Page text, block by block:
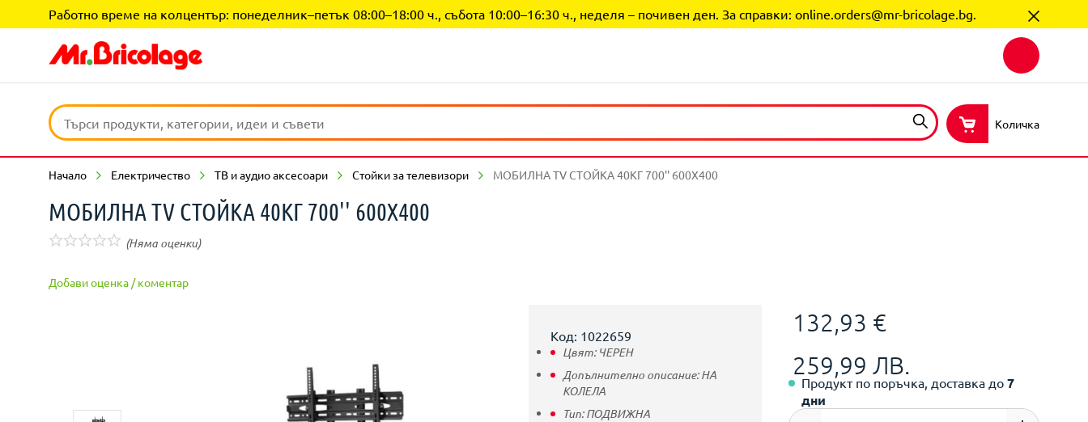
Работно време на колцентър: понеделник–петък 08:00–18:00 ч., събота 10:00–16:30 ч., неделя – почивен ден. За справки: online.orders@mr-bricolage.bg.
Количка
Начало Електричество ТВ и аудио аксесоари Стойки за телевизори МОБИЛНА TV СТОЙКА 40КГ 700'' 600Х400
МОБИЛНА TV СТОЙКА 40КГ 700'' 600Х400
(Няма оценки)
Добави оценка / коментар
132,93 €
259,99 ЛВ.
Продукт по поръчка, доставка до 7
дни
Код: 1022659
Цвят: ЧЕРЕН
Допълнително описание:НА
КОЛЕЛА
Тип:ПОДВИЖНА